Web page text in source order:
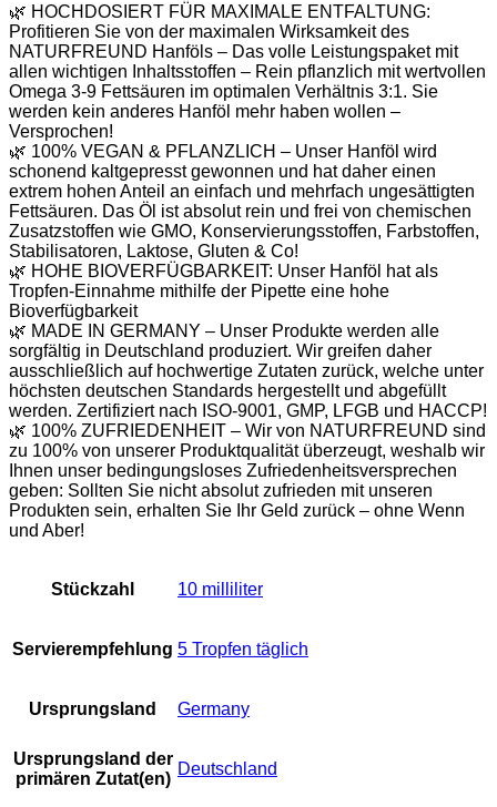
🌿 HOCHDOSIERT FÜR MAXIMALE ENTFALTUNG:
Profitieren Sie von der maximalen Wirksamkeit des
NATURFREUND Hanföls – Das volle Leistungspaket mit
allen wichtigen Inhaltsstoffen – Rein pflanzlich mit wertvollen
Omega 3-9 Fettsäuren im optimalen Verhältnis 3:1. Sie
werden kein anderes Hanföl mehr haben wollen –
Versprochen!
🌿 100% VEGAN & PFLANZLICH – Unser Hanföl wird
schonend kaltgepresst gewonnen und hat daher einen
extrem hohen Anteil an einfach und mehrfach ungesättigten
Fettsäuren. Das Öl ist absolut rein und frei von chemischen
Zusatzstoffen wie GMO, Konservierungsstoffen, Farbstoffen,
Stabilisatoren, Laktose, Gluten & Co!
🌿 HOHE BIOVERFÜGBARKEIT: Unser Hanföl hat als
Tropfen-Einnahme mithilfe der Pipette eine hohe
Bioverfügbarkeit
🌿 MADE IN GERMANY – Unser Produkte werden alle
sorgfältig in Deutschland produziert. Wir greifen daher
ausschließlich auf hochwertige Zutaten zurück, welche unter
höchsten deutschen Standards hergestellt und abgefüllt
werden. Zertifiziert nach ISO-9001, GMP, LFGB und HACCP!
🌿 100% ZUFRIEDENHEIT – Wir von NATURFREUND sind
zu 100% von unserer Produktqualität überzeugt, weshalb wir
Ihnen unser bedingungsloses Zufriedenheitsversprechen
geben: Sollten Sie nicht absolut zufrieden mit unseren
Produkten sein, erhalten Sie Ihr Geld zurück – ohne Wenn
und Aber!
Stückzahl ‎10 milliliter
Servierempfehlung ‎5 Tropfen täglich
Ursprungsland ‎Germany
Ursprungsland der
primären Zutat(en)
‎Deutschland